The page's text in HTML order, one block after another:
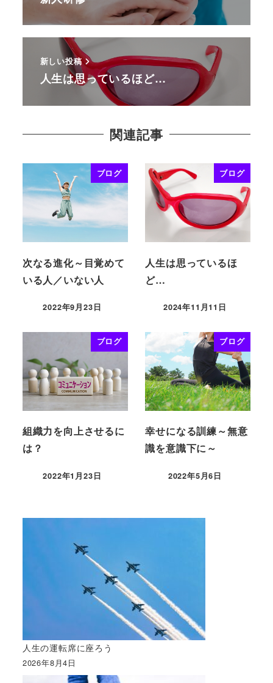
新しい投稿
人生は思っているほど…
関連記事
ブログ
次なる進化～目覚めて
いる人／いない人
2022年9月23日
ブログ
人生は思っているほ
ど…
2024年11月11日
ブログ
組織力を向上させるに
は？
2022年1月23日
ブログ
幸せになる訓練～無意
識を意識下に～
2022年5月6日
人生の運転席に座ろう
2026年8月4日